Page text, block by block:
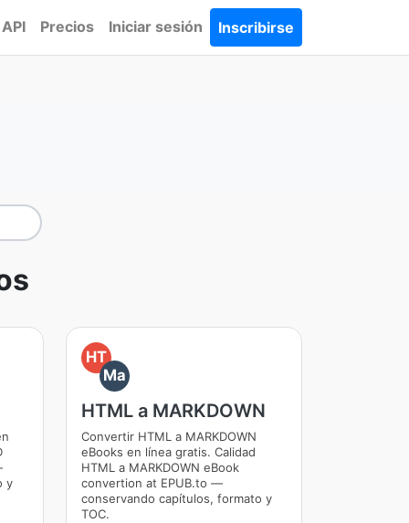
API Precios Iniciar sesión Inscribirse
y
HT
Ma
HTML a MARKDOWN
Convertir HTML a MARKDOWN
eBooks en línea gratis. Calidad
HTML a MARKDOWN eBook
convertion at EPUB.to —
conservando capítulos, formato y
TOC.